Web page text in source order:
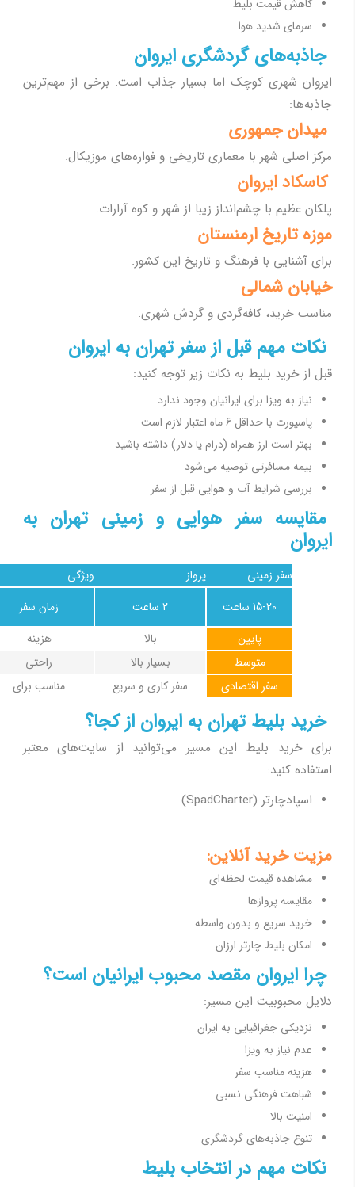
کاهش قیمت بلیط
سرمای شدید هوا
جاذبه‌های گردشگری ایروان
ایروان شهری کوچک اما بسیار جذاب است. برخی از مهم‌ترین
جاذبه‌ها:
میدان جمهوری
مرکز اصلی شهر با معماری تاریخی و فواره‌های موزیکال.
کاسکاد ایروان
پلکان عظیم با چشم‌انداز زیبا از شهر و کوه آرارات.
موزه تاریخ ارمنستان
برای آشنایی با فرهنگ و تاریخ این کشور.
خیابان شمالی
مناسب خرید، کافه‌گردی و گردش شهری.
نکات مهم قبل از سفر تهران به ایروان
قبل از خرید بلیط به نکات زیر توجه کنید:
نیاز به ویزا برای ایرانیان وجود ندارد
پاسپورت با حداقل 6 ماه اعتبار لازم است
بهتر است ارز همراه (درام یا دلار) داشته باشید
بیمه مسافرتی توصیه می‌شود
بررسی شرایط آب و هوایی قبل از سفر
مقایسه سفر هوایی و زمینی تهران به
ایروان
ویژگی پرواز
سفر زمینی
زمان سفر
2 ساعت
15-20 ساعت
هزینه
بالا
پایین
راحتی
بسیار بالا
متوسط
مناسب برای
سفر کاری و سریع سفر اقتصادی
خرید بلیط تهران به ایروان از کجا؟
برای خرید بلیط این مسیر می‌توانید از سایت‌های معتبر
استفاده کنید:
اسپادچارتر (SpadCharter)
مزیت خرید آنلاین:
مشاهده قیمت لحظه‌ای
مقایسه پروازها
خرید سریع و بدون واسطه
امکان بلیط چارتر ارزان
چرا ایروان مقصد محبوب ایرانیان است؟
دلایل محبوبیت این مسیر:
نزدیکی جغرافیایی به ایران
عدم نیاز به ویزا
هزینه مناسب سفر
شباهت فرهنگی نسبی
امنیت بالا
تنوع جاذبه‌های گردشگری
نکات مهم در انتخاب بلیط